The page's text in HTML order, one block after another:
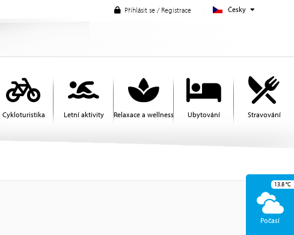
Česky
Přihlásit se / Registrace
Cykloturistika Letní aktivity Relaxace a wellness Ubytování Stravování
Počasí
13.8°C